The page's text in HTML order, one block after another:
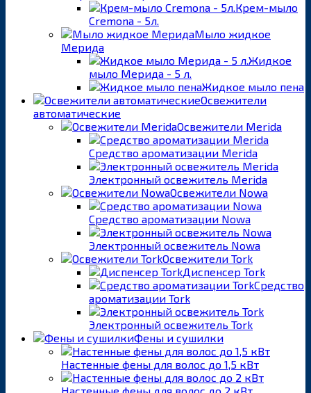
Крем-мыло
Cremona - 5л.
Мыло жидкое
Мерида
Жидкое
мыло Мерида - 5 л.
Жидкое мыло пена
Освежители
автоматические
Освежители Merida
Средство ароматизации Merida
Электронный освежитель Merida
Освежители Nowa
Средство ароматизации Nowa
Электронный освежитель Nowa
Освежители Tork
Диспенсер Tork
Средство
ароматизации Tork
Электронный освежитель Tork
Фены и сушилки
Настенные фены для волос до 1,5 кВт